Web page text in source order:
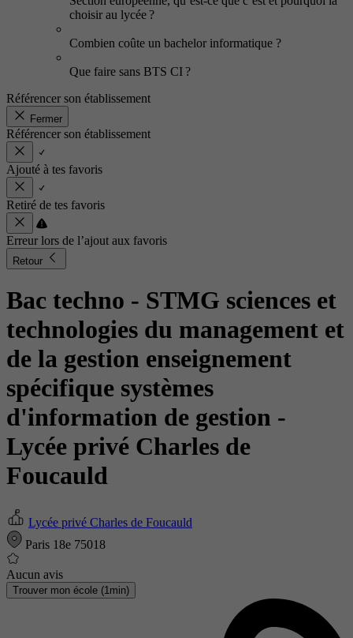
choisir au lycée ?
Combien coûte un bachelor informatique ?
Que faire sans BTS CI ?
Référencer son établissement
Fermer
Référencer son établissement
Ajouté à tes favoris
Retiré de tes favoris
Erreur lors de l’ajout aux favoris
Retour
Bac techno - STMG sciences et
technologies du management et
de la gestion enseignement
spécifique systèmes
d'information de gestion -
Lycée privé Charles de
Foucauld
Lycée privé Charles de Foucauld
Paris 18e 75018
Aucun avis
Trouver mon école (1min)